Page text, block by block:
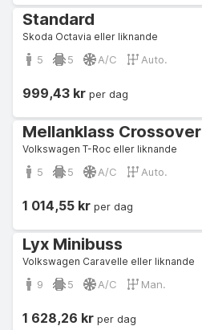
Standard
Skoda Octavia eller liknande
5 5 A/C Auto.
999,43 kr per dag
Mellanklass Crossover
Volkswagen T-Roc eller liknande
5 5 A/C Auto.
1 014,55 kr per dag
Lyx Minibuss
Volkswagen Caravelle eller liknande
9 5 A/C Man.
1 628,26 kr per dag